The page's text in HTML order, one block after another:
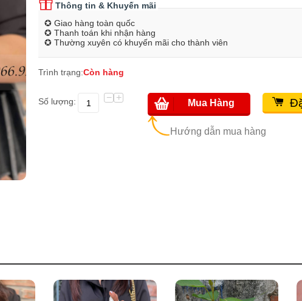
Thông tin & Khuyến mãi
✪ Giao hàng toàn quốc
✪ Thanh toán khi nhận hàng
✪ Thường xuyên có khuyến mãi cho thành viên
Trình trạng:Còn hàng
Số lượng: +
−
Hướng dẫn mua hàng
Mua Hàng